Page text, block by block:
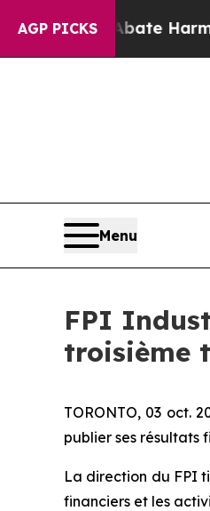
AGP PICKS
Fund to Abate Harms
Menu
FPI
troisième
TORONTO, 03 oct.
publier ses résultats
La direction du FPI
financiers et les